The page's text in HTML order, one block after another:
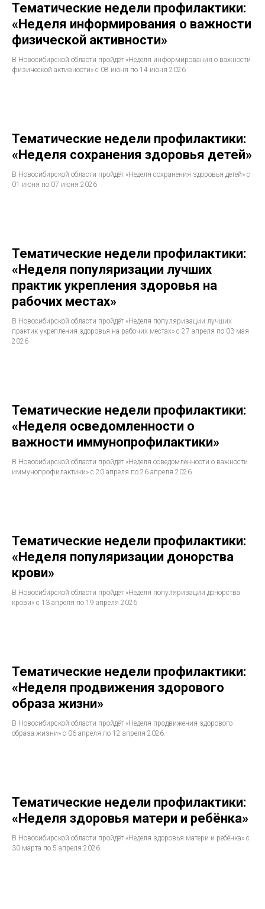
Тематические недели профилактики:
«Неделя информирования о важности
физической активности»
В Новосибирской области пройдёт «Неделя информирования о важности
физической активности» с 08 июня по 14 июня 2026
Тематические недели профилактики:
«Неделя сохранения здоровья детей»
В Новосибирской области пройдёт «Неделя сохранения здоровья детей» с
01 июня по 07 июня 2026
Тематические недели профилактики:
«Неделя популяризации лучших
практик укрепления здоровья на
рабочих местах»
В Новосибирской области пройдёт «Неделя популяризации лучших
практик укрепления здоровья на рабочих местах» с 27 апреля по 03 мая
2026
Тематические недели профилактики:
«Неделя осведомленности о
важности иммунопрофилактики»
В Новосибирской области пройдёт «Неделя осведомленности о важности
иммунопрофилактики» с 20 апреля по 26 апреля 2026
Тематические недели профилактики:
«Неделя популяризации донорства
крови»
В Новосибирской области пройдёт «Неделя популяризации донорства
крови» с 13 апреля по 19 апреля 2026
Тематические недели профилактики:
«Неделя продвижения здорового
образа жизни»
В Новосибирской области пройдёт «Неделя продвижения здорового
образа жизни» с 06 апреля по 12 апреля 2026.
Тематические недели профилактики:
«Неделя здоровья матери и ребёнка»
В Новосибирской области пройдёт «Неделя здоровья матери и ребёнка» с
30 марта по 5 апреля 2026.